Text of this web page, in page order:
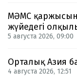
МӘМС
жүйедегі
5 августа 2026, 09:00
Орталық Азия
4 августа 2026, 12:51